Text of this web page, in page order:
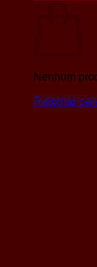
Nenhum
Retornar